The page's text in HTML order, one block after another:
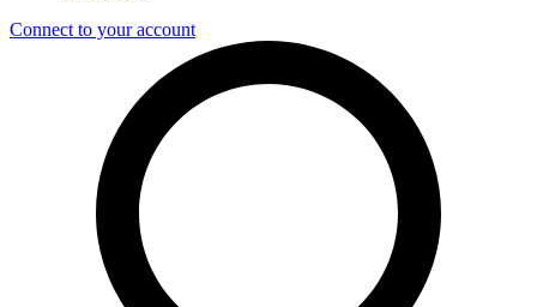
Connect to your account